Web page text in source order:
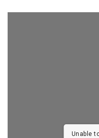
Unable